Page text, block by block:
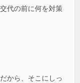
代の前に何を対策
から、そこにしっ